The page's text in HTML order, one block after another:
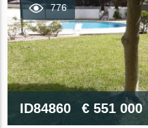
776
ID84860 € 551 000